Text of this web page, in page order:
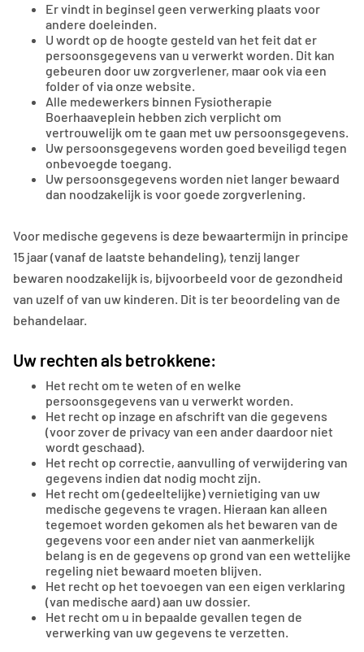
Er vindt in beginsel geen verwerking plaats voor
andere doeleinden.
U wordt op de hoogte gesteld van het feit dat er
persoonsgegevens van u verwerkt worden. Dit kan
gebeuren door uw zorgverlener, maar ook via een
folder of via onze website.
Alle medewerkers binnen Fysiotherapie
Boerhaaveplein hebben zich verplicht om
vertrouwelijk om te gaan met uw persoonsgegevens.
Uw persoonsgegevens worden goed beveiligd tegen
onbevoegde toegang.
Uw persoonsgegevens worden niet langer bewaard
dan noodzakelijk is voor goede zorgverlening.
Voor medische gegevens is deze bewaartermijn in principe
15 jaar (vanaf de laatste behandeling), tenzij langer
bewaren noodzakelijk is, bijvoorbeeld voor de gezondheid
van uzelf of van uw kinderen. Dit is ter beoordeling van de
behandelaar.
Uw rechten als betrokkene:
Het recht om te weten of en welke
persoonsgegevens van u verwerkt worden.
Het recht op inzage en afschrift van die gegevens
(voor zover de privacy van een ander daardoor niet
wordt geschaad).
Het recht op correctie, aanvulling of verwijdering van
gegevens indien dat nodig mocht zijn.
Het recht om (gedeeltelijke) vernietiging van uw
medische gegevens te vragen. Hieraan kan alleen
tegemoet worden gekomen als het bewaren van de
gegevens voor een ander niet van aanmerkelijk
belang is en de gegevens op grond van een wettelijke
regeling niet bewaard moeten blijven.
Het recht op het toevoegen van een eigen verklaring
(van medische aard) aan uw dossier.
Het recht om u in bepaalde gevallen tegen de
verwerking van uw gegevens te verzetten.